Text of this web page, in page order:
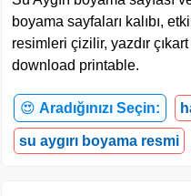
boyama sayfaları kalıbı,
resimleri çizilir, yazdır
download printable.
😍 Aradığınızı Seçin:
su aygırı boyama resmi